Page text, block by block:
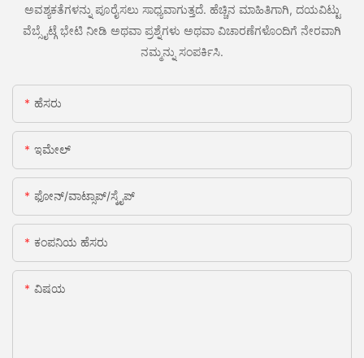
ಅವಶ್ಯಕತೆಗಳನ್ನು ಪೂರೈಸಲು ಸಾಧ್ಯವಾಗುತ್ತದೆ. ಹೆಚ್ಚಿನ ಮಾಹಿತಿಗಾಗಿ, ದಯವಿಟ್ಟು
ವೆಬ್ಸೈಟ್ಗೆ ಭೇಟಿ ನೀಡಿ ಅಥವಾ ಪ್ರಶ್ನೆಗಳು ಅಥವಾ ವಿಚಾರಣೆಗಳೊಂದಿಗೆ ನೇರವಾಗಿ
ನಮ್ಮನ್ನು ಸಂಪರ್ಕಿಸಿ.
ಹೆಸರು
ಇಮೇಲ್
ಫೋನ್/ವಾಟ್ಸಾಪ್/ಸ್ಕೈಪ್
ಕಂಪನಿಯ ಹೆಸರು
ವಿಷಯ